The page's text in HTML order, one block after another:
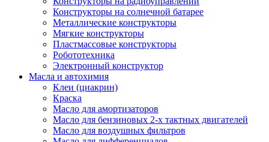
Конструкторы на солнечной батарее
Металлические конструкторы
Мягкие конструкторы
Пластмассовые конструкторы
Робототехника
Электронный конструктор
Масла и автохимия
Клеи (циакрин)
Краска
Масло для амортизаторов
Масло для бензиновых 2-х тактных двигателей
Масло для воздушных фильтров